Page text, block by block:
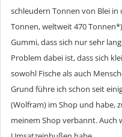
schleudern Tonnen von Blei in
Tonnen, weltweit 470
Gummi, dass sich nur sehr
Problem dabei ist, dass sich
sowohl Fische als auch
Grund führe ich schon seit
(Wolfram) im Shop und habe,
meinem Shop verbannt. Auch